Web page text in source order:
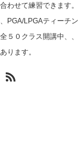
わせて練習できます。
PGA/LPGAティーチン
５０クラス開講中、、
ります。